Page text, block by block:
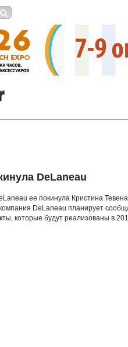
DeLaneau
ее покинула Кристина
DeLaneau планирует
которые будут реализованы в